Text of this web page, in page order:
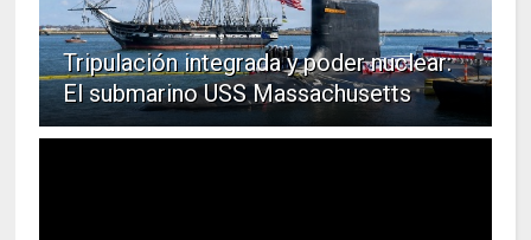
Tripulación integrada y poder nuclear:
El submarino USS Massachusetts